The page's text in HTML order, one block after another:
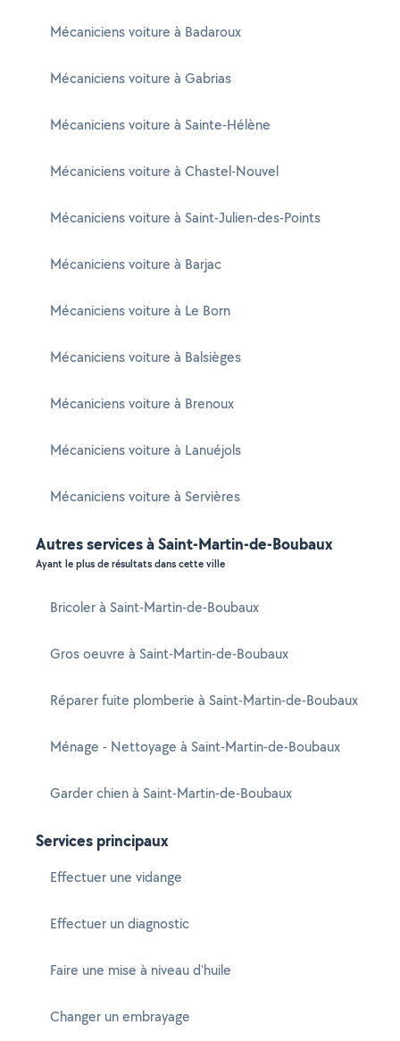
Mécaniciens voiture à Badaroux
Mécaniciens voiture à Gabrias
Mécaniciens voiture à Sainte-Hélène
Mécaniciens voiture à Chastel-Nouvel
Mécaniciens voiture à Saint-Julien-des-Points
Mécaniciens voiture à Barjac
Mécaniciens voiture à Le Born
Mécaniciens voiture à Balsièges
Mécaniciens voiture à Brenoux
Mécaniciens voiture à Lanuéjols
Mécaniciens voiture à Servières
Autres services à Saint-Martin-de-Boubaux
Ayant le plus de résultats dans cette ville
Bricoler à Saint-Martin-de-Boubaux
Gros oeuvre à Saint-Martin-de-Boubaux
Réparer fuite plomberie à Saint-Martin-de-Boubaux
Ménage - Nettoyage à Saint-Martin-de-Boubaux
Garder chien à Saint-Martin-de-Boubaux
Services principaux
Effectuer une vidange
Effectuer un diagnostic
Faire une mise à niveau d'huile
Changer un embrayage